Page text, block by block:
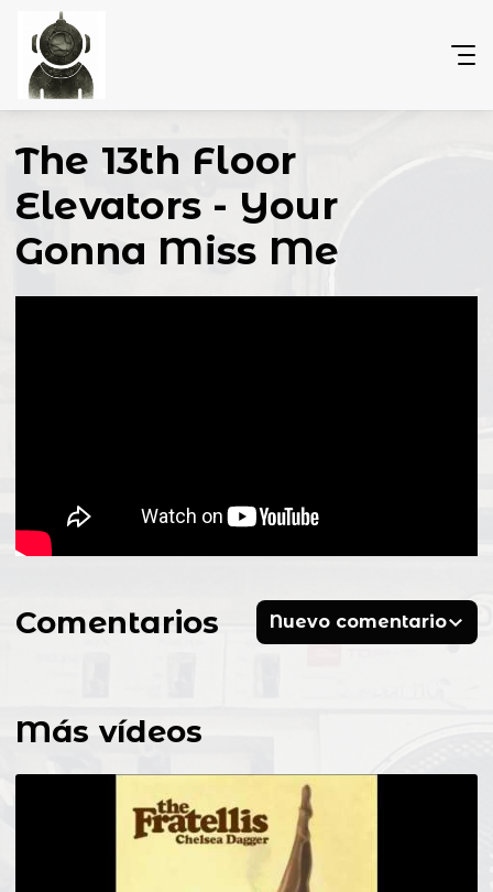
The 13th Floor
Elevators - Your
Gonna Miss Me
Más vídeos
Comentarios Nuevo comentario